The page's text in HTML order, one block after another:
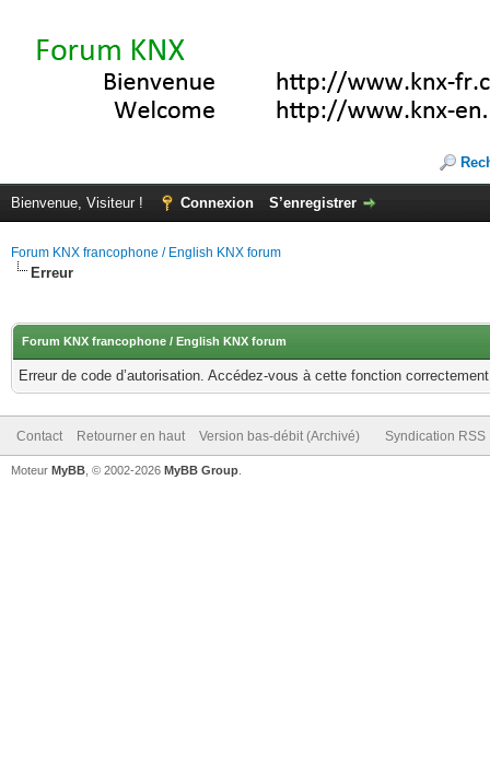
Bienvenue, Visiteur ! Connexion S’enregistrer
Forum KNX francophone / English KNX forum
Erreur
Forum KNX francophone / English KNX forum
Erreur de code d’autorisation. Accédez-vous à cette fonction
Contact Retourner en haut Version bas-débit (Archivé) Syndication RSS
Moteur MyBB , © 2002-2026 MyBB Group